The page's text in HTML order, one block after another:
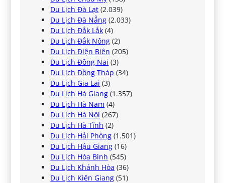
Du Lịch Đà Lạt (2.039)
Du Lịch Đà Nẵng (2.033)
Du Lịch Đắk Lắk (4)
Du Lịch Đắk Nông (2)
Du Lịch Điện Biên (205)
Du Lịch Đồng Nai (3)
Du Lịch Đồng Tháp (34)
Du Lịch Gia Lai (3)
Du Lịch Hà Giang (1.357)
Du Lịch Hà Nam (4)
Du Lịch Hà Nội (267)
Du Lịch Hà Tĩnh (2)
Du Lịch Hải Phòng (1.501)
Du Lịch Hậu Giang (16)
Du Lịch Hòa Bình (545)
Du Lịch Khánh Hòa (36)
Du Lịch Kiên Giang (51)